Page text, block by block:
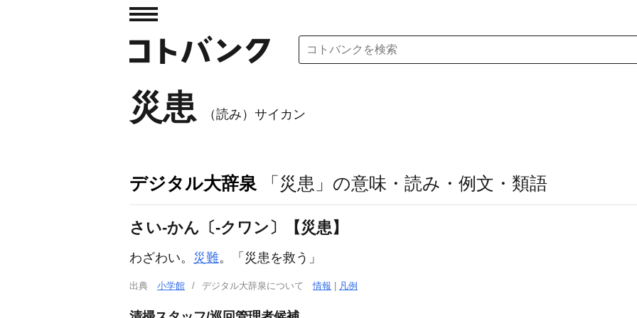
災患 （読み）サイカン
デジタル大辞泉 「災患」の意味・読み・例文・類語
さい‐かん〔‐クワン〕【災患】
わざわい。 災難。「 災患を救う」
出典 小学館 デジタル大辞泉について情報 凡例